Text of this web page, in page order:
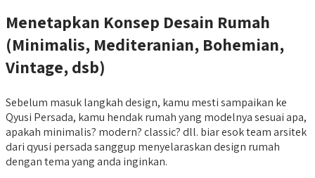
Menetapkan Konsep Desain Rumah
(Minimalis, Mediteranian, Bohemian,
Vintage, dsb)
Sebelum masuk langkah design, kamu mesti sampaikan ke
Qyusi Persada, kamu hendak rumah yang modelnya sesuai apa,
apakah minimalis? modern? classic? dll. biar esok team arsitek
dari qyusi persada sanggup menyelaraskan design rumah
dengan tema yang anda inginkan.